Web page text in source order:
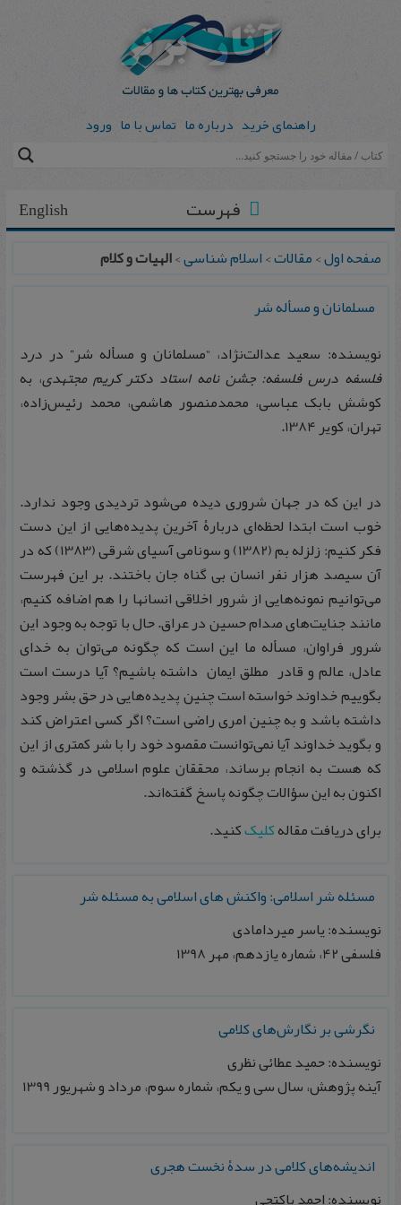
راهنمای خرید درباره ما تماس با ما ورود
English فهرست
صفحه اول>مقالات>اسلام شناسی>الهیات و کلام
مسلمانان و مسأله شر
نویسنده: سعید عدالت‌نژاد، “مسلمانان و مسأله شر” در درد
فلسفه درس فلسفه: جشن نامه استاد دکتر کریم مجتهدی، به
کوشش بابک عباسی، محمدمنصور هاشمی، محمد رئیس‌زاده،
تهران، کویر 1384.
در این که در جهان شروری دیده می‌شود تردیدی وجود ندارد.
خوب است ابتدا لحظه‌ای دربارۀ آخرین پدیده‌هایی از این دست
فکر کنیم: زلزله بم (1382) و سونامی آسیای شرقی (1383) که در
آن سیصد هزار نفر انسان بی گناه جان باختند. بر این فهرست
می‌توانیم نمونه‌هایی از شرور اخلاقی انسانها را هم اضافه کنیم،
مانند جنایت‌های صدام حسین در عراق. حال با توجه به وجود این
شرور فراوان، مسأله ما این است که چگونه می‌توان به خدای
عادل، عالم و قادر مطلق ایمان داشته باشیم؟ آیا درست است
بگوییم خداوند خواسته است چنین پدیده‌هایی در حق بشر وجود
داشته باشد و به چنین امری راضی است؟ اگر کسی اعتراض کند
و بگوید خداوند آیا نمی‌توانست مقصود خود را با شر کمتری از این
که هست به انجام برساند، محققان علوم اسلامی در گذشته و
اکنون به این سؤالات چگونه پاسخ گفته‌اند.
برای دریافت مقالهکلیککنید.
مسئله شر اسلامی: واکنش های اسلامی به مسئله شر
نویسنده: یاسر میردامادی
فلسفی 42، شماره یازدهم، مهر 1398
نگرشی بر نگارش‌های کلامی
نویسنده: حمید عطائی نظری
آینه پژوهش، سال سی و یکم، شماره سوم، مرداد و شهریور 1399
اندیشه‌های کلامی در سدۀ نخست هجری